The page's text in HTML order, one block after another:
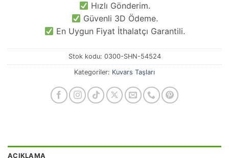
Hızlı Gönderim.
Güvenli 3D Ödeme.
En Uygun Fiyat İthalatçı Garantili.
Stok kodu: 0300-SHN-54524
Kategoriler: Kuvars Taşları
AÇIKLAMA